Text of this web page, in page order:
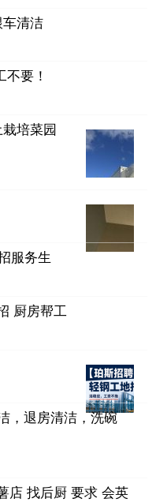
招跟车清洁
要！
培菜园
服务生
厨房帮工
，退房清洁，洗碗
店 找后厨 要求 会英